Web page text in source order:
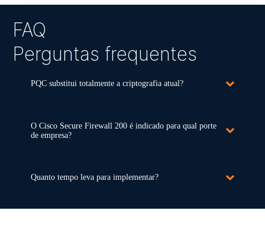
FAQ
Perguntas frequentes
PQC substitui totalmente a criptografia atual?
O Cisco Secure Firewall 200 é indicado para qual porte
de empresa?
Quanto tempo leva para implementar?